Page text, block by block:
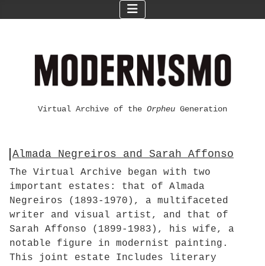
Virtual Archive of the Orpheu Generation
Almada Negreiros and Sarah Affonso
The Virtual Archive began with two
important estates: that of Almada
Negreiros (1893-1970), a multifaceted
writer and visual artist, and that of
Sarah Affonso (1899-1983), his wife, a
notable figure in modernist painting.
This joint estate Includes literary